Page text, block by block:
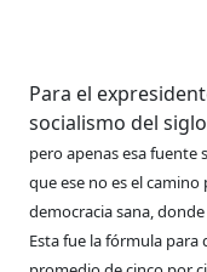
Para el
socialismo del
pero apenas esa fuente
que ese no es el camino
democracia sana,
Esta fue la fórmula